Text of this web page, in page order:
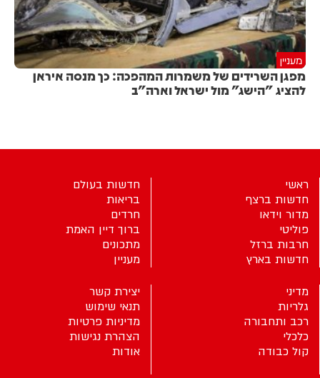
מעניין
מפגן השרידים של משמרות המהפכה: כך מנסה איראן
להציג "הישג" מול ישראל וארה"ב
ראשי
חדשות ברצף
מדור וידאו
פוליטי
חרבות ברזל
חדשות בארץ
חדשות בעולם
בריאות
חרדים
ברוך דיין האמת
מתכונים
מעניין
מדיני
גלריות
רכב ותחבורה
כלכלי
קול כבודה
יצירת קשר
תנאי שימוש
מדיניות פרטיות
הצהרת נגישות
אודות